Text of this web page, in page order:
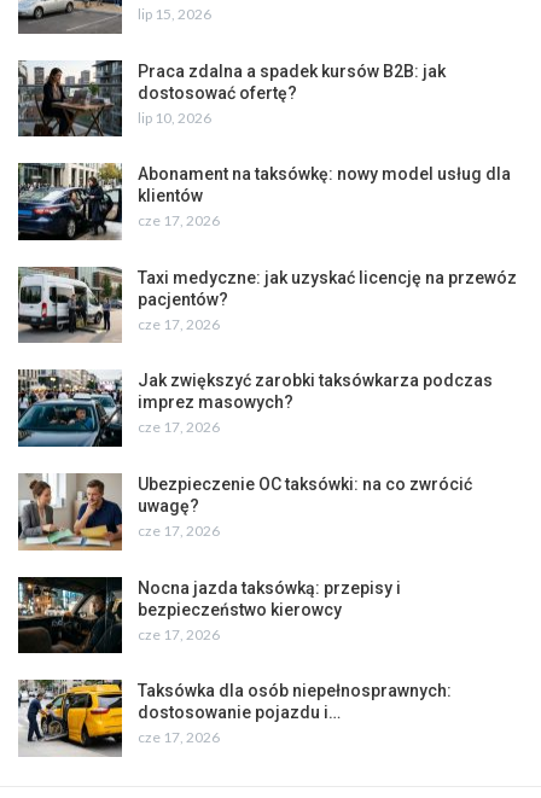
lip 15, 2026
Praca zdalna a spadek kursów B2B: jak
dostosować ofertę?
lip 10, 2026
Abonament na taksówkę: nowy model usług dla
klientów
cze 17, 2026
Taxi medyczne: jak uzyskać licencję na przewóz
pacjentów?
cze 17, 2026
Jak zwiększyć zarobki taksówkarza podczas
imprez masowych?
cze 17, 2026
Ubezpieczenie OC taksówki: na co zwrócić
uwagę?
cze 17, 2026
Nocna jazda taksówką: przepisy i
bezpieczeństwo kierowcy
cze 17, 2026
Taksówka dla osób niepełnosprawnych:
dostosowanie pojazdu i…
cze 17, 2026